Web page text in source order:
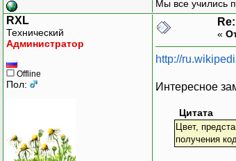
Мы все учились
RXL
Технический
Администратор
Offline
Пол:
«
http://
Интересное
Цитата
Цвет,
получения